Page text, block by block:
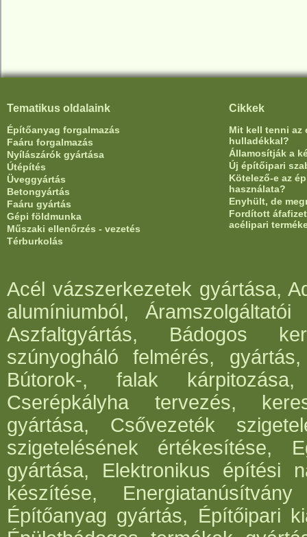
Tematikus oldalaink
Építőanyag forgalmazás
Faáru forgalmazás
Nyílászárók gyártása
Útépítés
Üveggyártás
Betongyártás
Faáru gyártás
Gépi földmunka
Műszaki ellenőrzés - vezetés
Térburkolás
Cikkek
Mit kell tenni az
hulladékkal?
Államosítják a
Új építőipari
Kötelező-e az
használata?
Enyhült, de
Fordított
acélipari
Acél vázszerkezetek gyártása,
alumíniumból,
Aszfaltgyártás, Bádogos
szúnyogháló felmérés,
Bútorok-, falak
Cserépkályha tervezés,
gyártása, Csővezeték
szigetelésének értékesítése,
gyártása, Elektronikus építési
készítése,
Építőanyag gyártás, Építőipari